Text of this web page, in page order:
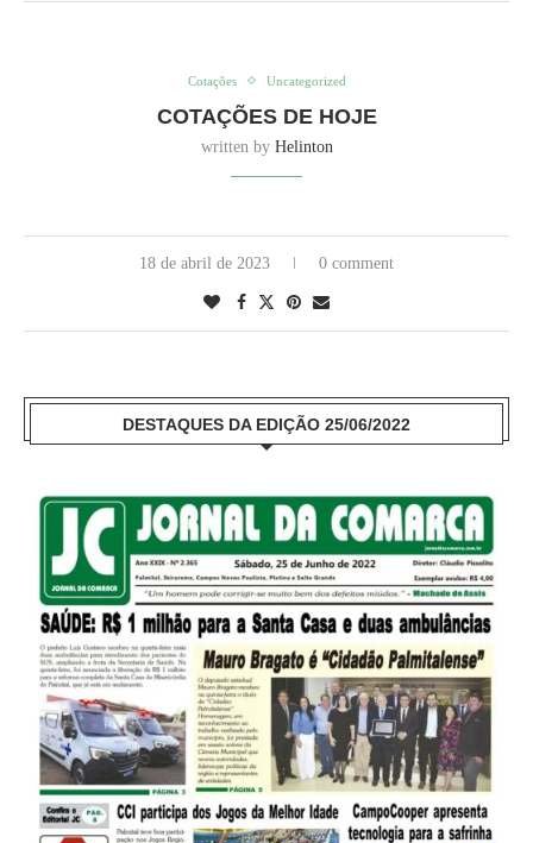
Cotações Uncategorized
COTAÇÕES DE HOJE
written by Helinton
18 de abril de 2023 0 comment
DESTAQUES DA EDIÇÃO 25/06/2022